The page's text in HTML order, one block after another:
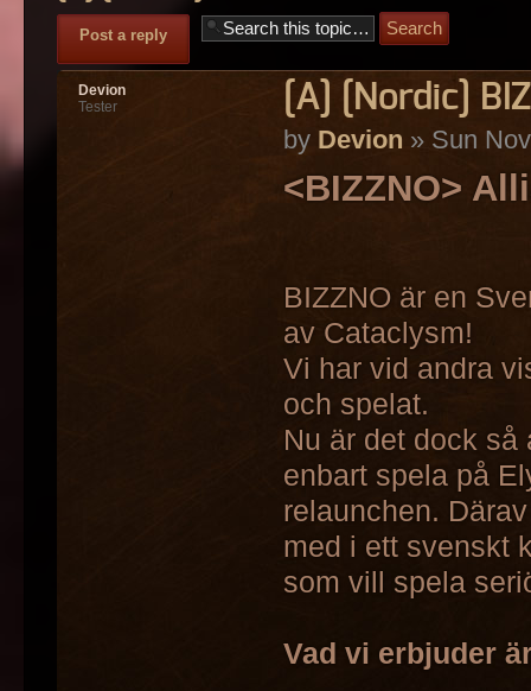
Post a reply
[A] [Nordic]
by Devion » Sun
<BIZZNO>
BIZZNO är en
av Cataclysm!
Vi har vid andra
och spelat.
Nu är det dock
enbart spela på
relaunchen.
med i ett svenskt
som vill spela
Vad vi erbjuder
Devion
Tester